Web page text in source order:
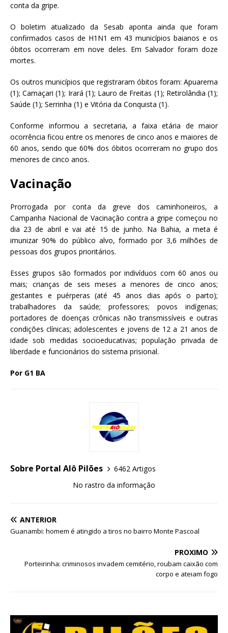
conta da gripe.
O boletim atualizado da Sesab aponta ainda que foram
confirmados casos de H1N1 em 43 municípios baianos e os
óbitos ocorreram em nove deles. Em Salvador foram doze
mortes.
Os outros municípios que registraram óbitos foram: Apuarema
(1); Camaçari (1); Irará (1); Lauro de Freitas (1); Retirolândia (1);
Saúde (1); Serrinha (1) e Vitória da Conquista (1).
Conforme informou a secretaria, a faixa etária de maior
ocorrência ficou entre os menores de cinco anos e maiores de
60 anos, sendo que 60% dos óbitos ocorreram no grupo dos
menores de cinco anos.
Vacinação
Prorrogada por conta da greve dos caminhoneiros, a
Campanha Nacional de Vacinação contra a gripe começou no
dia 23 de abril e vai até 15 de junho. Na Bahia, a meta é
imunizar 90% do público alvo, formado por 3,6 milhões de
pessoas dos grupos prioritários.
Esses grupos são formados por indivíduos com 60 anos ou
mais; crianças de seis meses a menores de cinco anos;
gestantes e puérperas (até 45 anos dias após o parto);
trabalhadores da saúde; professores; povos indígenas;
portadores de doenças crônicas não transmissíveis e outras
condições clínicas; adolescentes e jovens de 12 a 21 anos de
idade sob medidas socioeducativas; população privada de
liberdade e funcionários do sistema prisional.
Por G1 BA
Sobre Portal Alô Pilões
6462 Artigos
No rastro da informação
ANTERIOR
Guanambi: homem é atingido a tiros no bairro Monte Pascoal
PRÓXIMO
Porteirinha: criminosos invadem cemitério, roubam caixão com
corpo e ateiam fogo